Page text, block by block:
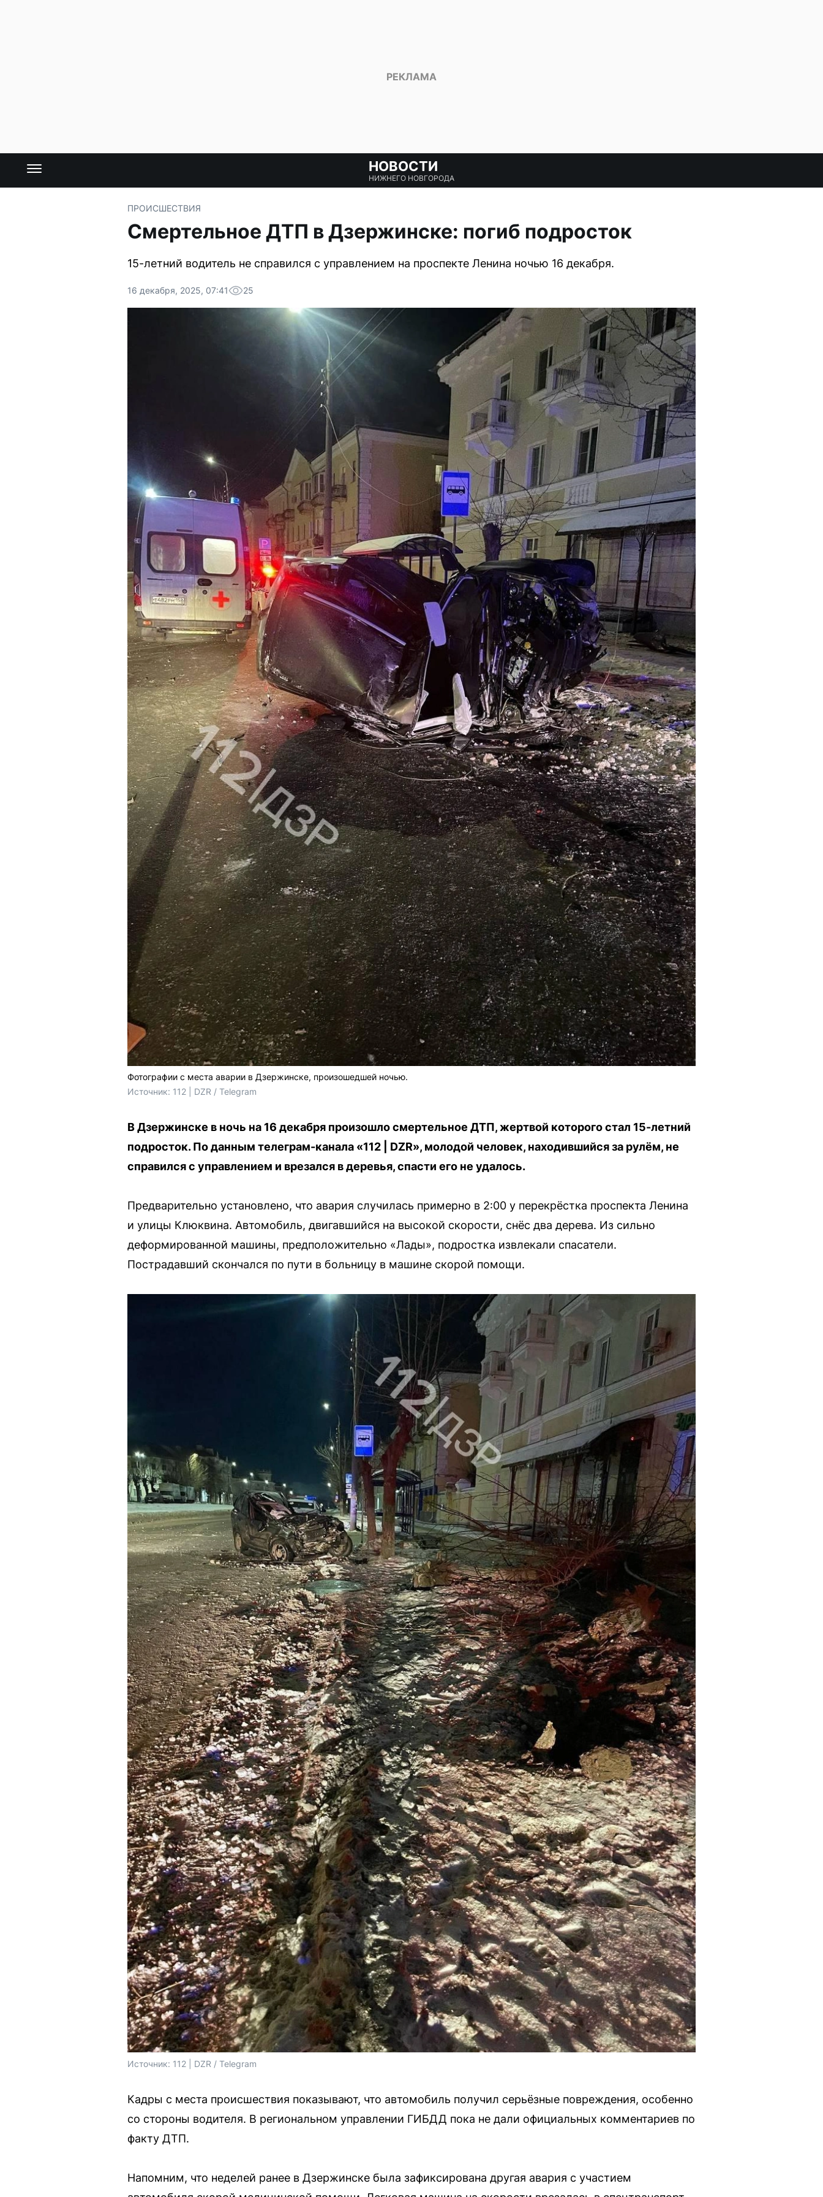
НОВОСТИ
НИЖНЕГО НОВГОРОДА
ПРОИСШЕСТВИЯ
Смертельное ДТП в Дзержинске: погиб подросток
15-летний водитель не справился с управлением на проспекте Ленина ночью 16 декабря.
16 декабря, 2025, 07:41 25
Фотографии с места аварии в Дзержинске, произошедшей ночью.
Источник: 112 | DZR / Telegram
В Дзержинске в ночь на 16 декабря произошло смертельное ДТП, жертвой которого стал 15-летний
подросток. По данным телеграм-канала «112 | DZR», молодой человек, находившийся за рулём, не
справился с управлением и врезался в деревья, спасти его не удалось.
Предварительно установлено, что авария случилась примерно в 2:00 у перекрёстка проспекта Ленина
и улицы Клюквина. Автомобиль, двигавшийся на высокой скорости, снёс два дерева. Из сильно
деформированной машины, предположительно «Лады», подростка извлекали спасатели.
Пострадавший скончался по пути в больницу в машине скорой помощи.
Источник: 112 | DZR / Telegram
Кадры с места происшествия показывают, что автомобиль получил серьёзные повреждения, особенно
со стороны водителя. В региональном управлении ГИБДД пока не дали официальных комментариев по
факту ДТП.
Напомним, что неделей ранее в Дзержинске была зафиксирована другая авария с участием